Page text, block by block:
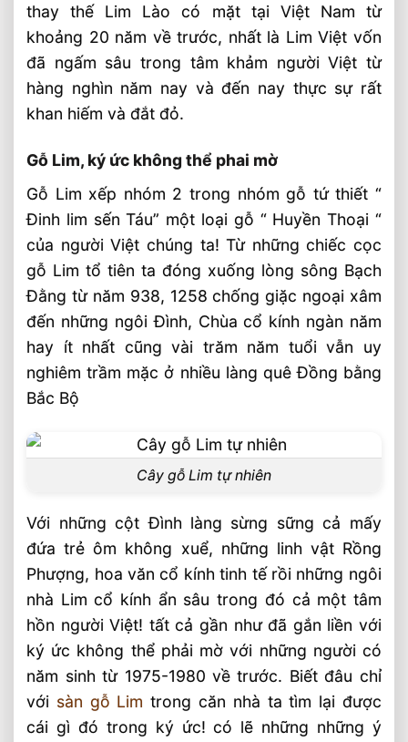
Sàn gỗ Lim Nam Phi SHT
Điểm mạnh của sàn Lim Nam Phi
Bài Viết Liên Quan
Xu Hướng Lắp Đặt Sàn Gỗ Tự Nhiên 2026
⭐️ Tư Vấn Thi Công
Sàn Gỗ Tự Nhiên Cao Cấp ⭐️ Top 6 Loại
Sàn Được Ưa Chuộng
Sàn Gỗ Tự Nhiên Thẩm Thấu Dầu Hữu Cơ
⭐️ Thế Hệ Mới
Top 4 Loại Sàn Gỗ Tự Nhiên ⭐️ Thông
Dụng Nhất 2026 ™
Các Loại Ván Sàn Gỗ Tự Nhiên 2026 ⭐️ Tư
Vấn & Thi Công
Sàn Gỗ Tự Nhiên Chiu Liu Lào Có Tốt
Không ?
Cách Lắp Đặt Sàn Gỗ Tự Nhiên Chuẩn
Nhất ® Chi Tiết
thay thế Lim Lào có mặt tại Việt Nam từ
khoảng 20 năm về trước, nhất là Lim Việt vốn
đã ngấm sâu trong tâm khảm người Việt từ
hàng nghìn năm nay và đến nay thực sự rất
khan hiếm và đắt đỏ.
Gỗ Lim, ký ức không thể phai mờ
Gỗ Lim xếp nhóm 2 trong nhóm gỗ tứ thiết “
Đinh lim sến Táu” một loại gỗ “ Huyền Thoại “
của người Việt chúng ta! Từ những chiếc cọc
gỗ Lim tổ tiên ta đóng xuống lòng sông Bạch
Đằng từ năm 938, 1258 chống giặc ngoại xâm
đến những ngôi Đình, Chùa cổ kính ngàn năm
hay ít nhất cũng vài trăm năm tuổi vẫn uy
nghiêm trầm mặc ở nhiều làng quê Đồng bằng
Bắc Bộ
Cây gỗ Lim tự nhiên
Với những cột Đình làng sừng sững cả mấy
đứa trẻ ôm không xuể, những linh vật Rồng
Phượng, hoa văn cổ kính tinh tế rồi những ngôi
nhà Lim cổ kính ẩn sâu trong đó cả một tâm
hồn người Việt! tất cả gần như đã gắn liền với
ký ức không thể phải mờ với những người có
năm sinh từ 1975-1980 về trước. Biết đâu chỉ
với sàn gỗ Lim trong căn nhà ta tìm lại được
cái gì đó trong ký ức! có lẽ những những ý